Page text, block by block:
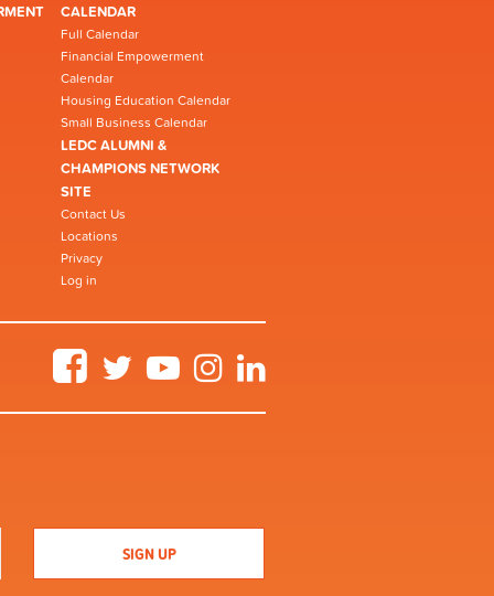
CALENDAR
Full Calendar
Financial Empowerment
Calendar
Housing Education Calendar
Small Business Calendar
LEDC ALUMNI &
CHAMPIONS NETWORK
SITE
Contact Us
Locations
Privacy
Log in
FacebookTwitter YouTubeInstagram